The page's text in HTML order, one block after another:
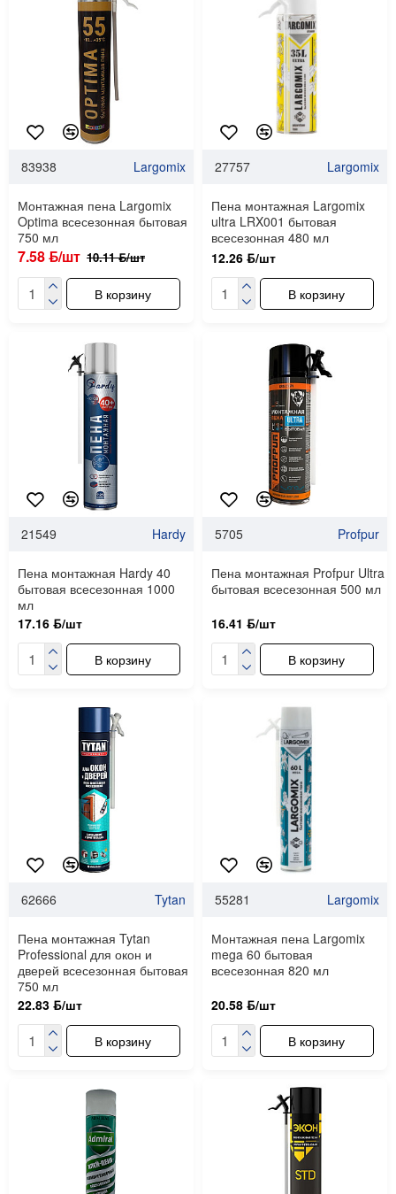
83938 Largomix
Монтажная пена Largomix
Optima всесезонная бытовая
750 мл
7.58 ƃ/шт 10.11 ƃ/шт
В корзину
27757 Largomix
Пена монтажная Largomix
ultra LRX001 бытовая
всесезонная 480 мл
12.26 ƃ/шт
В корзину
21549 Hardy
Пена монтажная Hardy 40
бытовая всесезонная 1000
мл
17.16 ƃ/шт
В корзину
5705 Profpur
Пена монтажная Profpur Ultra
бытовая всесезонная 500 мл
16.41 ƃ/шт
В корзину
62666 Tytan
Пена монтажная Tytan
Professional для окон и
дверей всесезонная бытовая
750 мл
22.83 ƃ/шт
В корзину
55281 Largomix
Монтажная пена Largomix
mega 60 бытовая
всесезонная 820 мл
20.58 ƃ/шт
В корзину